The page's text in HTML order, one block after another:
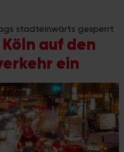
stadteinwärts gesperrt
auf den
ein